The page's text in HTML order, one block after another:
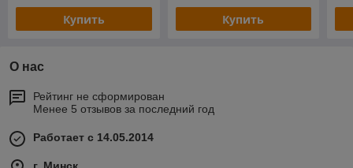
Купить Купить
О нас
Рейтинг не сформирован
Менее 5 отзывов за последний год
Работает с 14.05.2014